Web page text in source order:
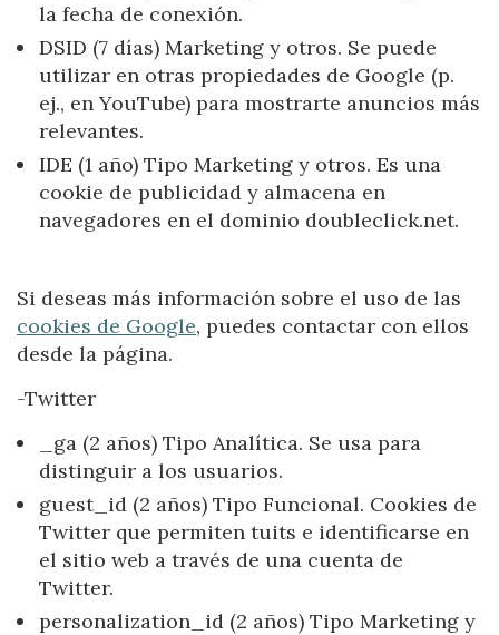
la fecha de conexión.
DSID (7 días) Marketing y otros. Se puede
utilizar en otras propiedades de Google (p.
ej., en YouTube) para mostrarte anuncios más
relevantes.
IDE (1 año) Tipo Marketing y otros. Es una
cookie de publicidad y almacena en
navegadores en el dominio doubleclick.net.
Si deseas más información sobre el uso de las
cookies de Google, puedes contactar con ellos
desde la página.
-Twitter
_ga (2 años) Tipo Analítica. Se usa para
distinguir a los usuarios.
guest_id (2 años) Tipo Funcional. Cookies de
Twitter que permiten tuits e identificarse en
el sitio web a través de una cuenta de
Twitter.
personalization_id (2 años) Tipo Marketing y